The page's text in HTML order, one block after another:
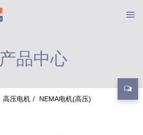
产品中心
高压电机 NEMA电机(高压)